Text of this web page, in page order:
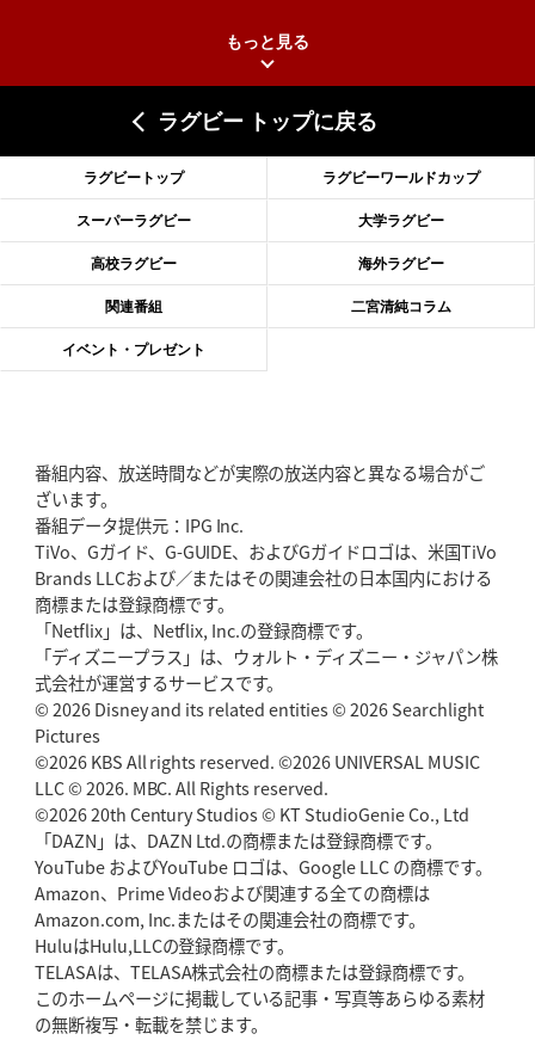
2026年6月18日(木)更新
滑川剛人レフリー、早過ぎる引退「27年W杯の主審、遠のいた夢」
2026年6月11日(木)更新
神戸、リーグワン初優勝の道のりデイブ・レニーHCの功績と財産
2026年6月4日(木)更新
“泣き虫先生”こと山口良治氏死去「信は力なり」骨太の教育方針
2026年5月21日(木)更新
狭山RG、ライチェル海遥スタッフ入り
ッション
2026年5月14日(木)更新
神戸、1位通過の立役者レタリック
「悲運の闘将」宮地克実氏死去 熱血指導で埼玉WKの基礎築く
2026年4月30日(木)更新
BR東京、「ユニバーサルデー」の意義「特別からノーマルへ」が最終
ゴール
2026年4月23日(木)更新
元代表ラピース、今季限りで引退「クボタは10年いた自分のホーム」
2026年4月16日(木)更新
BL東京「強化拠点」を「共有財産」に新クラブハウスは「皆に開かれ
た空間」
もっと見る
ラグビー トップに戻る
ラグビートップ ラグビーワールドカップ
スーパーラグビー 大学ラグビー
高校ラグビー 海外ラグビー
関連番組 二宮清純コラム
イベント・プレゼント
番組内容、放送時間などが実際の放送内容と異なる場合がご
ざいます。
番組データ提供元：IPG Inc.
TiVo、Gガイド、G-GUIDE、およびGガイドロゴは、米国TiVo
Brands LLCおよび／またはその関連会社の日本国内における
商標または登録商標です。
「Netflix」は、Netflix, Inc.の登録商標です。
「ディズニープラス」は、ウォルト・ディズニー・ジャパン株
式会社が運営するサービスです。
© 2026 Disney and its related entities © 2026 Searchlight
Pictures
©2026 KBS All rights reserved. ©2026 UNIVERSAL MUSIC
LLC © 2026. MBC. All Rights reserved.
©2026 20th Century Studios © KT StudioGenie Co., Ltd
「DAZN」は、DAZN Ltd.の商標または登録商標です。
YouTube およびYouTube ロゴは、Google LLC の商標です。
Amazon、Prime Videoおよび関連する全ての商標は
Amazon.com, Inc.またはその関連会社の商標です。
HuluはHulu,LLCの登録商標です。
TELASAは、TELASA株式会社の商標または登録商標です。
このホームページに掲載している記事・写真等あらゆる素材
の無断複写・転載を禁じます。